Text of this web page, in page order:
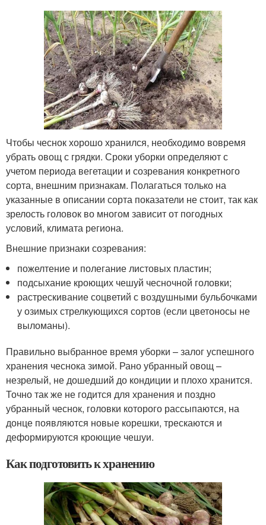
Чтобы чеснок хорошо хранился, необходимо вовремя
убрать овощ с грядки. Сроки уборки определяют с
учетом периода вегетации и созревания конкретного
сорта, внешним признакам. Полагаться только на
указанные в описании сорта показатели не стоит, так как
зрелость головок во многом зависит от погодных
условий, климата региона.
Внешние признаки созревания:
пожелтение и полегание листовых пластин;
подсыхание кроющих чешуй чесночной головки;
растрескивание соцветий с воздушными бульбочками
у озимых стрелкующихся сортов (если цветоносы не
выломаны).
Правильно выбранное время уборки – залог успешного
хранения чеснока зимой. Рано убранный овощ –
незрелый, не дошедший до кондиции и плохо хранится.
Точно так же не годится для хранения и поздно
убранный чеснок, головки которого рассыпаются, на
донце появляются новые корешки, трескаются и
деформируются кроющие чешуи.
Как подготовить к хранению